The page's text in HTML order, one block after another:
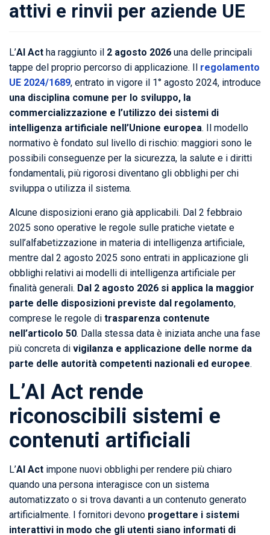
attivi e rinvii per aziende UE
L’AI Act ha raggiunto il 2 agosto 2026 una delle principali
tappe del proprio percorso di applicazione. Il regolamento
UE 2024/1689, entrato in vigore il 1° agosto 2024, introduce
una disciplina comune per lo sviluppo, la
commercializzazione e l’utilizzo dei sistemi di
intelligenza artificiale nell’Unione europea. Il modello
normativo è fondato sul livello di rischio: maggiori sono le
possibili conseguenze per la sicurezza, la salute e i diritti
fondamentali, più rigorosi diventano gli obblighi per chi
sviluppa o utilizza il sistema.
Alcune disposizioni erano già applicabili. Dal 2 febbraio
2025 sono operative le regole sulle pratiche vietate e
sull’alfabetizzazione in materia di intelligenza artificiale,
mentre dal 2 agosto 2025 sono entrati in applicazione gli
obblighi relativi ai modelli di intelligenza artificiale per
finalità generali. Dal 2 agosto 2026 si applica la maggior
parte delle disposizioni previste dal regolamento,
comprese le regole di trasparenza contenute
nell’articolo 50. Dalla stessa data è iniziata anche una fase
più concreta di vigilanza e applicazione delle norme da
parte delle autorità competenti nazionali ed europee.
L’AI Act rende
riconoscibili sistemi e
contenuti artificiali
L’AI Act impone nuovi obblighi per rendere più chiaro
quando una persona interagisce con un sistema
automatizzato o si trova davanti a un contenuto generato
artificialmente. I fornitori devono progettare i sistemi
interattivi in modo che gli utenti siano informati di